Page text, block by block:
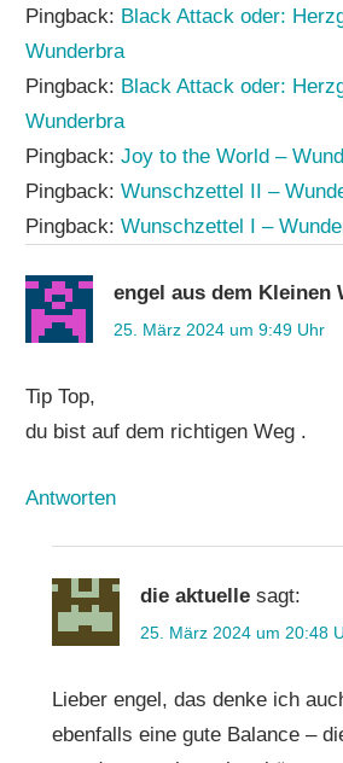
Pingback: Black Attack oder:
Wunderbra
Pingback: Black Attack oder:
Wunderbra
Pingback:Joy to the World –
Pingback:Wunschzettel II –
Pingback:Wunschzettel I –
engel aus dem Kleinen
25. März 2024 um 9:49 Uhr
Tip Top,
du bist auf dem richtigen Weg .
Antworten
die aktuelle sagt:
25. März 2024 um 20:48
Lieber engel, das denke ich
ebenfalls eine gute Balance –